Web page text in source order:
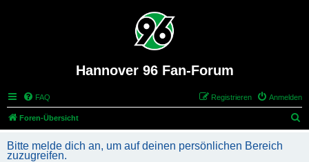
Hannover 96 Fan-Forum
FAQ Anmelden
Registrieren
Foren-Übersicht
Bitte melde dich an, um auf deinen persönlichen Bereich
zuzugreifen.